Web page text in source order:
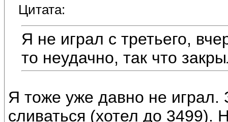
Цитата:
Я не играл с третьего,
то неудачно, так что
Я тоже уже давно не играл.
сливаться (хотел до 3499).